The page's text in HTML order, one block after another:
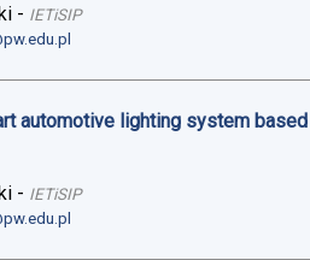
- IETiSIP
automotive lighting system based
- IETiSIP